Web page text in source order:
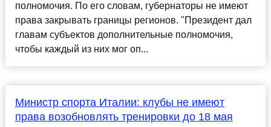
полномочия. По его словам, губернаторы не имеют
права закрывать границы регионов. "Президент дал
главам субъектов дополнительные полномочия,
чтобы каждый из них мог оп...
Министр спорта Италии: клубы не имеют
права возобновлять тренировки до 18 мая